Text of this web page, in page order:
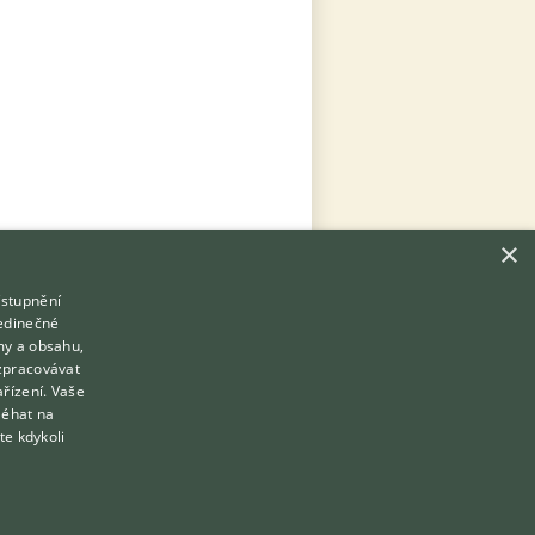
×
a obsahu,
Vaše
na
kdykoli